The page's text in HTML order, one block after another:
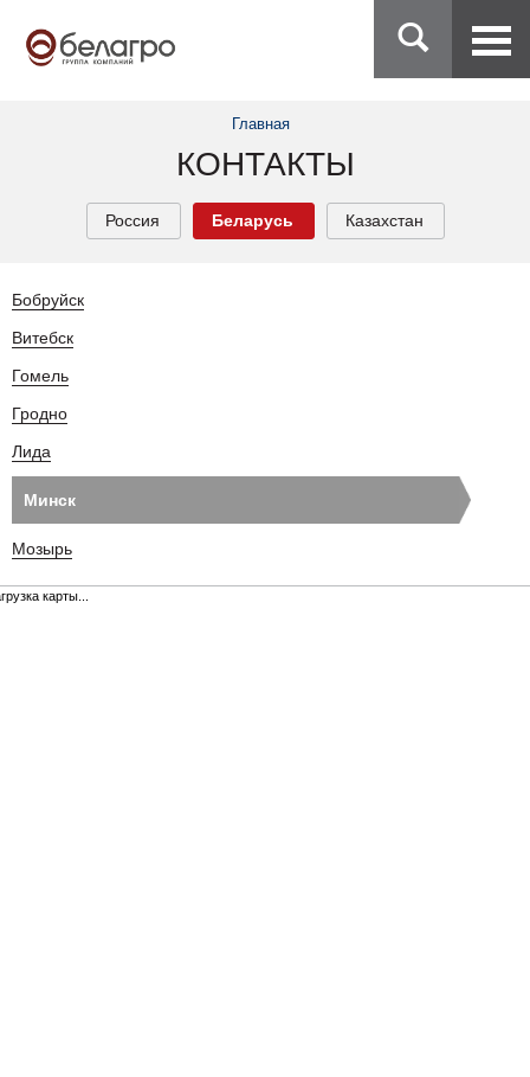
Главная
КОНТАКТЫ
Россия Беларусь Казахстан
Бобруйск
Витебск
Гомель
Гродно
Лида
Минск
Мозырь
карты...